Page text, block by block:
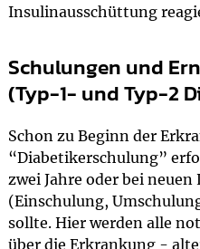
Insulinausschüttung
Schulungen und
(Typ-1- und Typ-2
Schon zu Beginn der
“Diabetikerschulung”
zwei Jahre oder bei
(Einschulung,
sollte. Hier werden alle
über die Erkrankung -